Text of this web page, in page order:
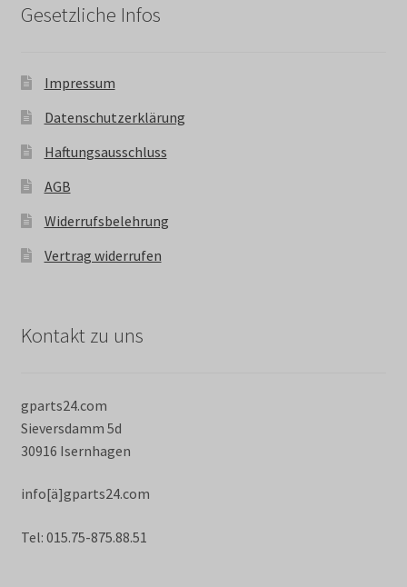
Gesetzliche Infos
Impressum
Datenschutzerklärung
Haftungsausschluss
AGB
Widerrufsbelehrung
Vertrag widerrufen
Kontakt zu uns
gparts24.com
Sieversdamm 5d
30916 Isernhagen
info[ä]gparts24.com
Tel: 015.75-875.88.51